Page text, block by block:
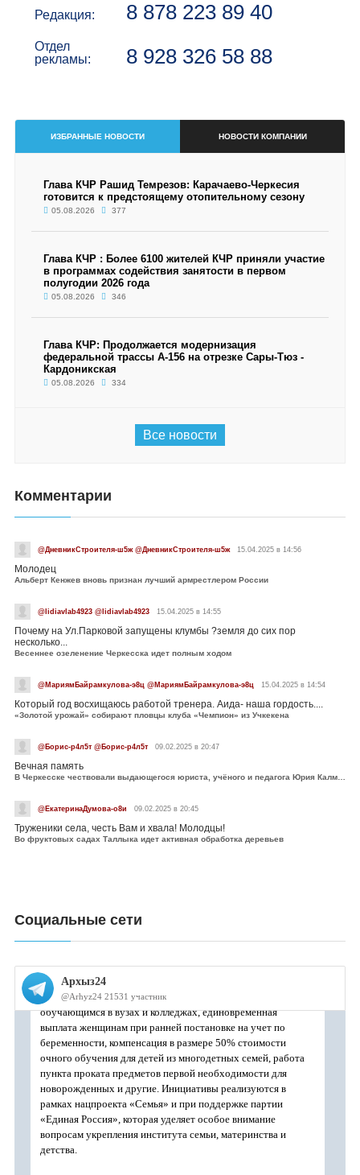
Редакция: 8 878 223 89 40
Отдел
рекламы:
8 928 326 58 88
ИЗБРАННЫЕ НОВОСТИ НОВОСТИ КОМПАНИИ
Глава КЧР Рашид Темрезов: Карачаево-Черкесия
готовится к предстоящему отопительному сезону
05.08.2026 377
Глава КЧР : Более 6100 жителей КЧР приняли участие
в программах содействия занятости в первом
полугодии 2026 года
05.08.2026 346
Глава КЧР: Продолжается модернизация
федеральной трассы А-156 на отрезке Сары-Тюз -
Кардоникская
05.08.2026 334
Все новости
Комментарии
@ДневникСтроителя-ш5ж @ДневникСтроителя-ш5ж 15.04.2025 в 14:56
Молодец
Альберт Кенжев вновь признан лучший армрестлером России
@lidiavlab4923 @lidiavlab4923 15.04.2025 в 14:55
Почему на Ул.Парковой запущены клумбы ?земля до сих пор
несколько...
Весеннее озеленение Черкесска идет полным ходом
@МариямБайрамкулова-э8ц @МариямБайрамкулова-э8ц 15.04.2025 в 14:54
Который год восхищаюсь работой тренера. Аида- наша гордость....
«Золотой урожай» собирают пловцы клуба «Чемпион» из Учкекена
@Борис-р4л5т @Борис-р4л5т 09.02.2025 в 20:47
Вечная память
В Черкесске чествовали выдающегося юриста, учёного и педагога Юрия Калмыкова
@ЕкатеринаДумова-о8и 09.02.2025 в 20:45
Труженики села, честь Вам и хвала! Молодцы!
Во фруктовых садах Таллыка идет активная обработка деревьев
Социальные сети